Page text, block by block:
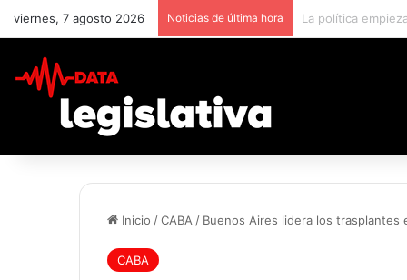
viernes, 7 agosto 2026 Noticias de última hora Qué cambiará
Inicio /CABA / Buenos Aires lidera los trasplantes
CABA